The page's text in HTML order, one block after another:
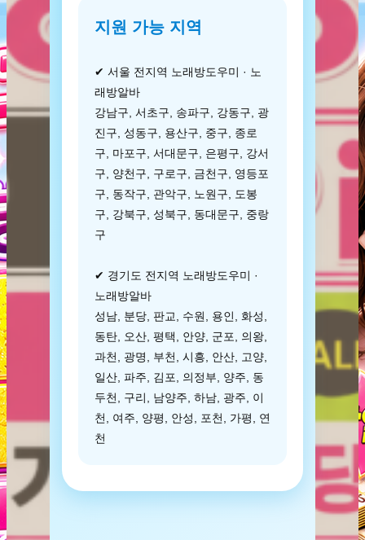
지원 가능 지역
✔ 서울 전지역 노래방도우미 · 노
래방알바
강남구, 서초구, 송파구, 강동구, 광
진구, 성동구, 용산구, 중구, 종로
구, 마포구, 서대문구, 은평구, 강서
구, 양천구, 구로구, 금천구, 영등포
구, 동작구, 관악구, 노원구, 도봉
구, 강북구, 성북구, 동대문구, 중랑
구
✔ 경기도 전지역 노래방도우미 ·
노래방알바
성남, 분당, 판교, 수원, 용인, 화성,
동탄, 오산, 평택, 안양, 군포, 의왕,
과천, 광명, 부천, 시흥, 안산, 고양,
일산, 파주, 김포, 의정부, 양주, 동
두천, 구리, 남양주, 하남, 광주, 이
천, 여주, 양평, 안성, 포천, 가평, 연
천